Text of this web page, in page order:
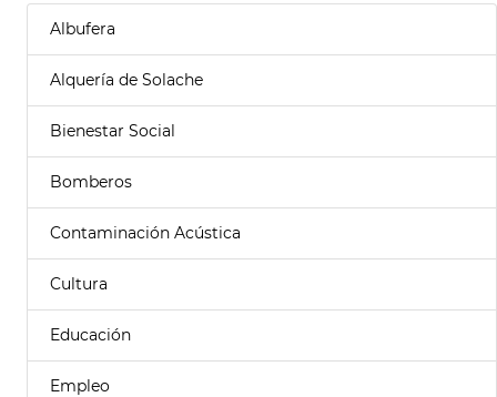
Albufera
Alquería de Solache
Bienestar Social
Bomberos
Contaminación Acústica
Cultura
Educación
Empleo